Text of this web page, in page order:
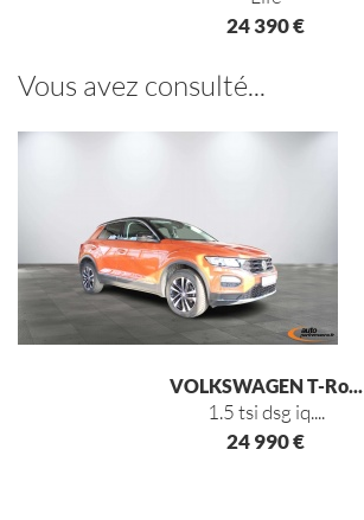
24 390 €
Vous avez consulté...
VOLKSWAGEN T-Ro...
1.5 tsi dsg iq....
24 990 €